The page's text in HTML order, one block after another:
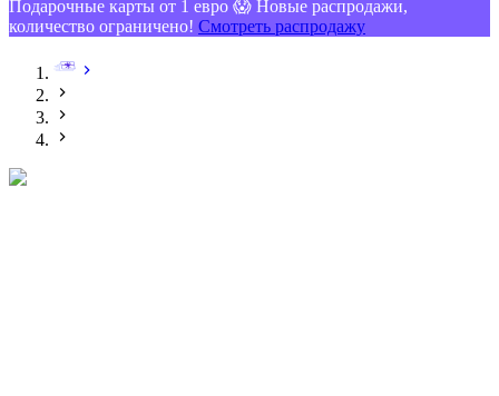
Подарочные карты от 1 евро 😱 Новые распродажи,
количество ограничено! Смотреть распродажу